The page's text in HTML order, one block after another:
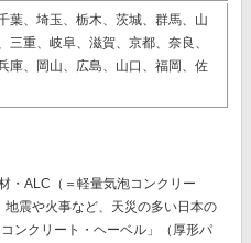
葉、埼玉、栃木、茨城、群馬、山
三重、岐阜、滋賀、京都、奈良、
庫、岡山、広島、山口、福岡、佐
・ALC（＝軽量気泡コンクリー
震や火事など、天災の多い日本の
コンクリート・ヘーベル」（厚形パ